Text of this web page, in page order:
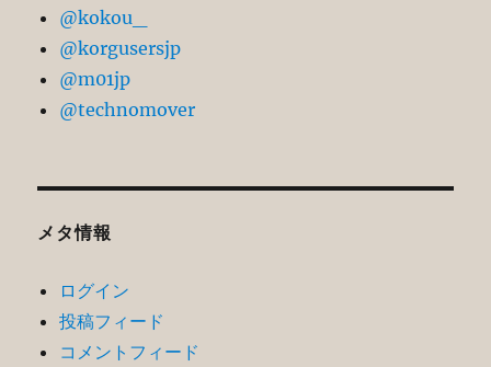
@kokou_
@korgusersjp
@m01jp
@technomover
メタ情報
ログイン
投稿フィード
コメントフィード